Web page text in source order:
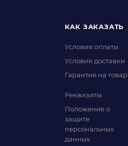
КАК ЗАКАЗАТЬ
Условия оплаты
Условия доставки
Гарантия на товар
Реквизиты
Положение о
защите
персональных
данных